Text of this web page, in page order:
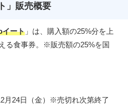
」販売概要
イート 」は、購入額の25%分を上
る食事券。※販売額の25%を国
月24日（金）※売切れ次第終了